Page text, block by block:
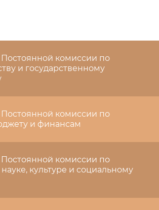
Постоянной комиссии по
и государственному
Постоянной комиссии по
и финансам
Постоянной комиссии по
культуре и социальному